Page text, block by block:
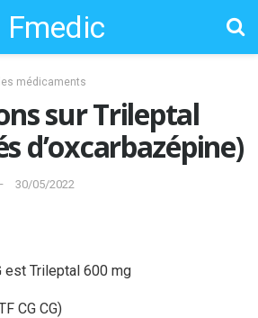
Fmedic
médicaments
sur Trileptal
d’oxcarbazépine)
30/05/2022
CG CG)